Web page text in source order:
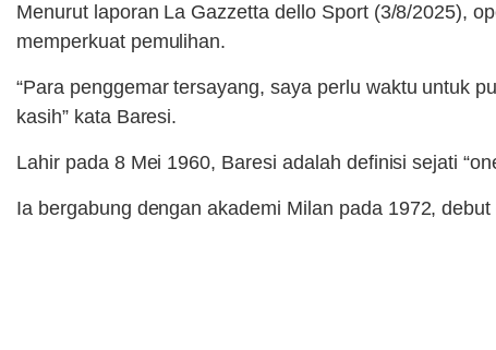
Menurut laporan La Gazzetta dello Sport (3/8/2025),
memperkuat pemulihan.
“Para penggemar tersayang, saya perlu waktu untuk
kasih” kata Baresi.
Lahir pada 8 Mei 1960, Baresi adalah definisi sejati
Ia bergabung dengan akademi Milan pada 1972,